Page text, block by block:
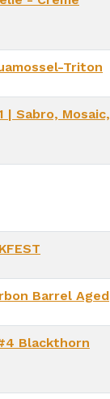
Triton
| Sabro, Mosaic,
Barrel Aged
Blackthorn